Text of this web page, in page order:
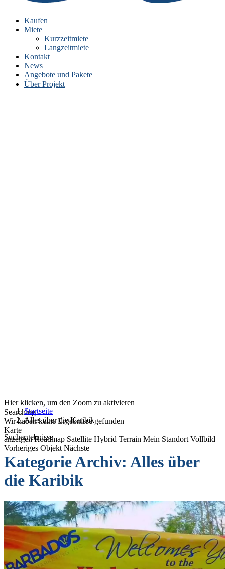
Kaufen
Miete
Kurzzeitmiete
Langzeitmiete
Kontakt
News
Angebote und Pakete
Über Projekt
Hier klicken, um den Zoom zu aktivieren
Searching...
Wir haben keine Ergebnisse gefunden
Karte
anzeigen Roadmap Satellite Hybrid Terrain Mein Standort Vollbild
Vorheriges Objekt Nächste
Startseite
Alles über die Karibik
Suchergebnisse
Kategorie Archiv: Alles über
die Karibik